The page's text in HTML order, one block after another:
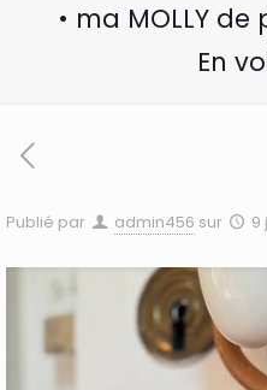
• ma MOLLY de
En
Publié par admin456 sur 9